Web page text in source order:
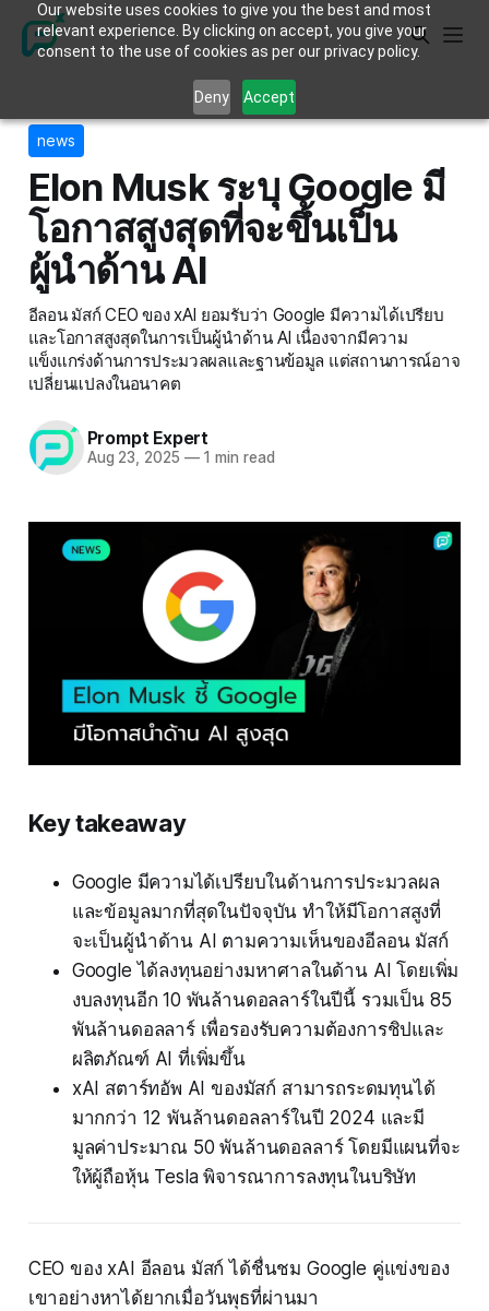
Our website uses cookies to give you the best and most
relevant experience. By clicking on accept, you give your
consent to the use of cookies as per our privacy policy.
Deny Accept
news
Elon Musk ระบุ Google มี
โอกาสสูงสุดที่จะขึ้นเป็น
ผู้นำด้าน AI
อีลอน มัสก์ CEO ของ xAI ยอมรับว่า Google มีความได้เปรียบ
และโอกาสสูงสุดในการเป็นผู้นำด้าน AI เนื่องจากมีความ
แข็งแกร่งด้านการประมวลผลและฐานข้อมูล แต่สถานการณ์อาจ
เปลี่ยนแปลงในอนาคต
Prompt Expert
Aug 23, 2025 —1 min read
Key takeaway
Google มีความได้เปรียบในด้านการประมวลผล
และข้อมูลมากที่สุดในปัจจุบัน ทำให้มีโอกาสสูงที่
จะเป็นผู้นำด้าน AI ตามความเห็นของอีลอน มัสก์
Google ได้ลงทุนอย่างมหาศาลในด้าน AI โดยเพิ่ม
งบลงทุนอีก 10 พันล้านดอลลาร์ในปีนี้ รวมเป็น 85
พันล้านดอลลาร์ เพื่อรองรับความต้องการชิปและ
ผลิตภัณฑ์ AI ที่เพิ่มขึ้น
xAI สตาร์ทอัพ AI ของมัสก์ สามารถระดมทุนได้
มากกว่า 12 พันล้านดอลลาร์ในปี 2024 และมี
มูลค่าประมาณ 50 พันล้านดอลลาร์ โดยมีแผนที่จะ
ให้ผู้ถือหุ้น Tesla พิจารณาการลงทุนในบริษัท
CEO ของ xAI อีลอน มัสก์ ได้ชื่นชม Google คู่แข่งของ
เขาอย่างหาได้ยากเมื่อวันพุธที่ผ่านมา